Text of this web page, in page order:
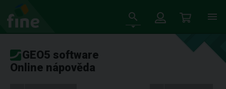
GEO5 software
Online nápověda